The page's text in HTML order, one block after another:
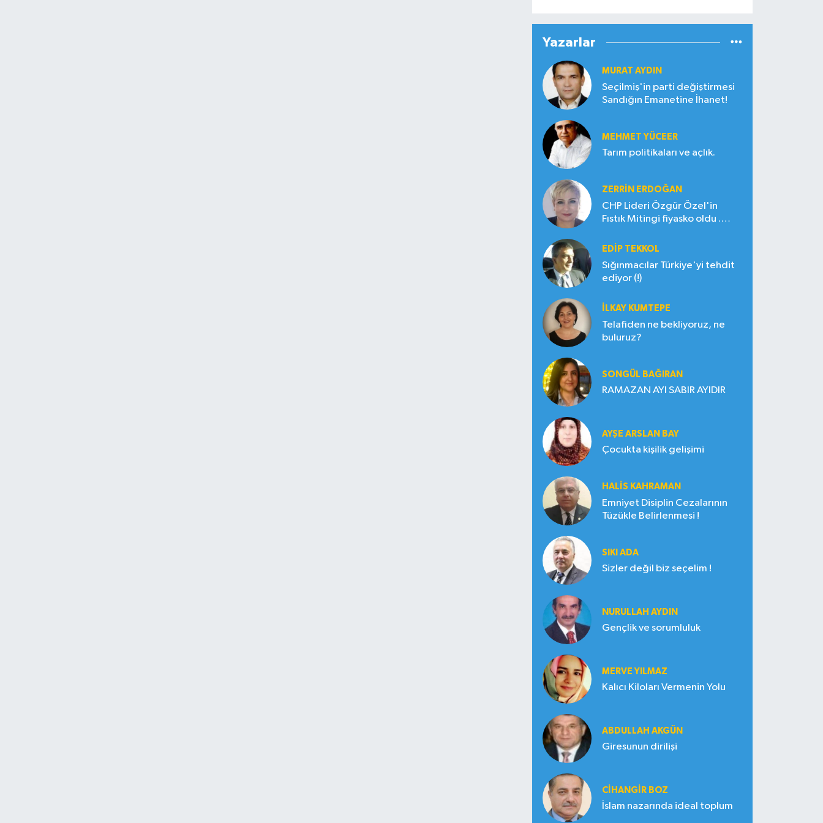
Yazarlar
MURAT AYDIN
Seçilmiş'in parti değiştirmesi
Sandığın Emanetine İhanet!
MEHMET YÜCEER
Tarım politikaları ve açlık.
ZERRIN ERDOĞAN
CHP Lideri Özgür Özel'in
Fıstık Mitingi fiyasko oldu .
EDIP TEKKOL
Sığınmacılar Türkiye'yi tehdit
ediyor (!)
İLKAY KUMTEPE
Telafiden ne bekliyoruz, ne
buluruz?
SONGÜL BAĞIRAN
RAMAZAN AYI SABIR AYIDIR
AYŞE ARSLAN BAY
Çocukta kişilik gelişimi
HALIS KAHRAMAN
Emniyet Disiplin Cezalarının
Tüzükle Belirlenmesi !
SIKI ADA
Sizler değil biz seçelim !
NURULLAH AYDIN
Gençlik ve sorumluluk
MERVE YILMAZ
Kalıcı Kiloları Vermenin Yolu
ABDULLAH AKGÜN
Giresunun dirilişi
CIHANGIR BOZ
İslam nazarında ideal toplum